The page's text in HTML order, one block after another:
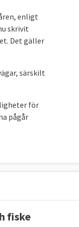
enligt
skrivit
Det gäller
särskilt
för
pågår
fiske